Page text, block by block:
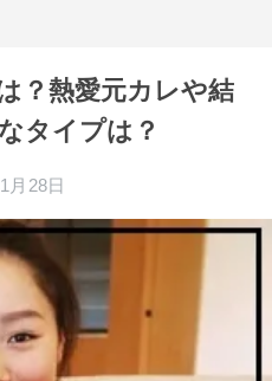
？熱愛元カレや結
タイプは？
月28日